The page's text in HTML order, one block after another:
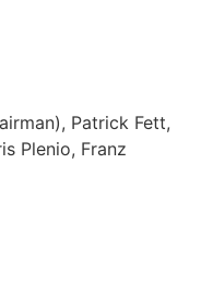
Patrick Fett,
Plenio, Franz